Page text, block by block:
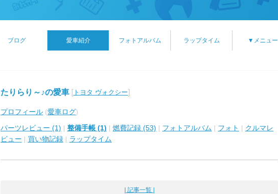
ブログ 愛車紹介 フォトアルバム ラップタイム ▼メニュー
たりらり～♪の愛車 [ トヨタ ヴォクシー]
プロフィール (愛車ログ)
パーツレビュー (1) | 整備手帳 (1) | 燃費記録 (53) | フォトアルバム | フォト | クルマレ
ビュー | 買い物記録 | ラップタイム
| 記事一覧 |